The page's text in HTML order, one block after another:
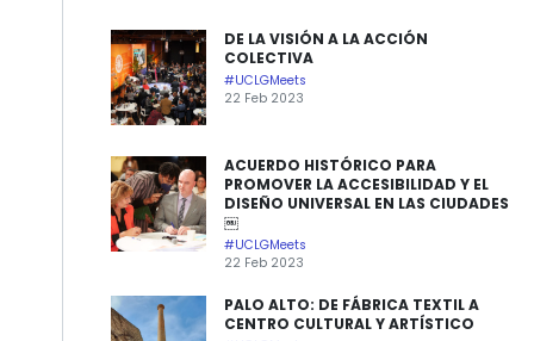
DE LA VISIÓN A LA ACCIÓN
COLECTIVA
#UCLGMeets
22 Feb 2023
ACUERDO HISTÓRICO PARA
PROMOVER LA ACCESIBILIDAD Y EL
DISEÑO UNIVERSAL EN LAS CIUDADES
￼
#UCLGMeets
22 Feb 2023
PALO ALTO: DE FÁBRICA TEXTIL A
CENTRO CULTURAL Y ARTÍSTICO